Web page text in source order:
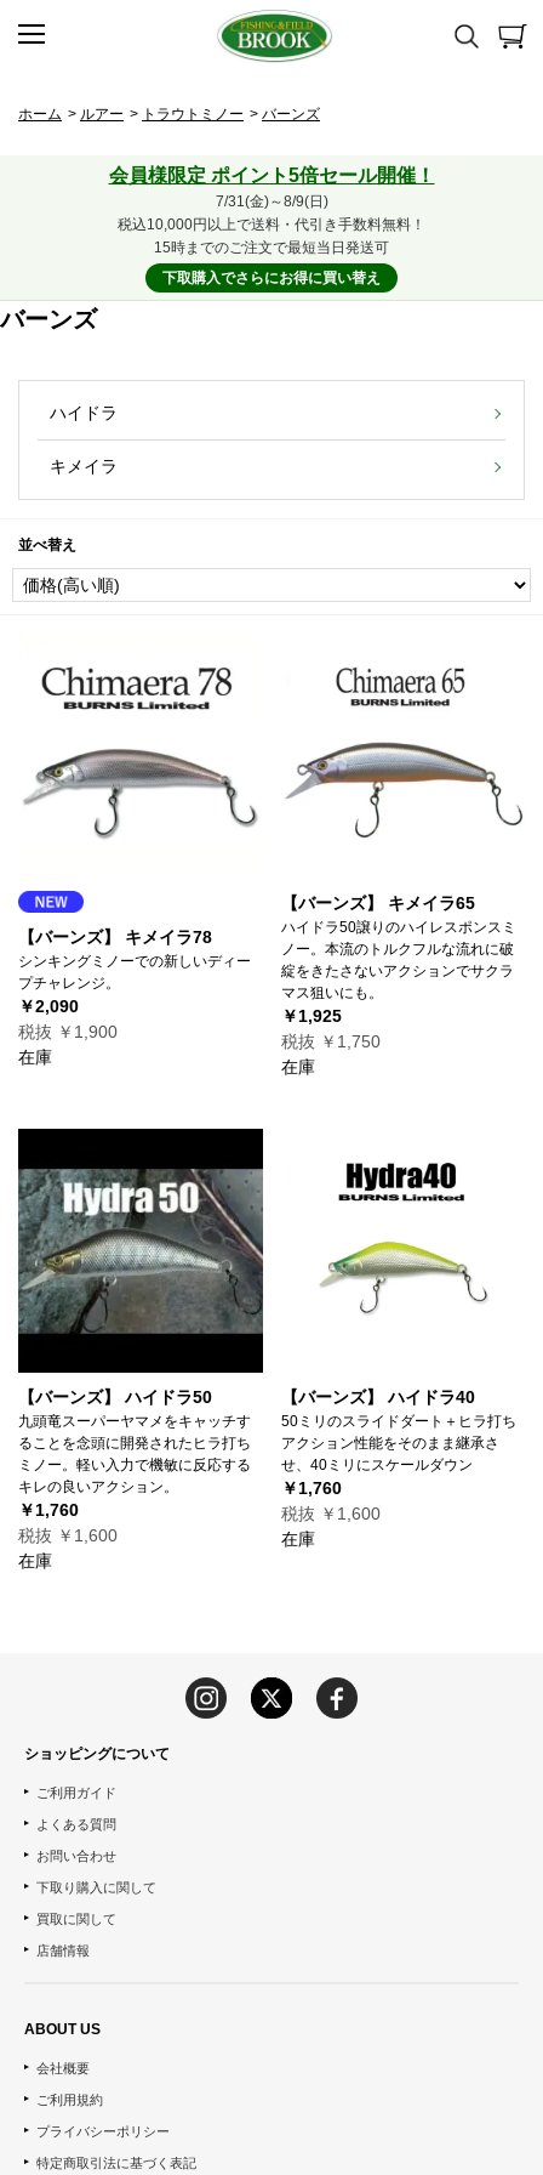
ホーム > ルアー > トラウトミノー > バーンズ
会員様限定 ポイント5倍セール開催！
7/31(金)～8/9(日)
税込10,000円以上で送料・代引き手数料無料！
15時までのご注文で最短当日発送可
下取購入でさらにお得に買い替え
バーンズ
ハイドラ
キメイラ
並べ替え
【バーンズ】 キメイラ78
シンキングミノーでの新しいディー
プチャレンジ。
￥2,090
税抜 ￥1,900
在庫
【バーンズ】 キメイラ65
ハイドラ50譲りのハイレスポンスミ
ノー。本流のトルクフルな流れに破
綻をきたさないアクションでサクラ
マス狙いにも。
￥1,925
税抜 ￥1,750
在庫
【バーンズ】 ハイドラ50
九頭竜スーパーヤマメをキャッチす
ることを念頭に開発されたヒラ打ち
ミノー。軽い入力で機敏に反応する
キレの良いアクション。
￥1,760
税抜 ￥1,600
在庫
【バーンズ】 ハイドラ40
50ミリのスライドダート＋ヒラ打ち
アクション性能をそのまま継承さ
せ、40ミリにスケールダウン
￥1,760
税抜 ￥1,600
在庫
ショッピングについて
ご利用ガイド
よくある質問
お問い合わせ
下取り購入に関して
買取に関して
店舗情報
ABOUT US
会社概要
ご利用規約
プライバシーポリシー
特定商取引法に基づく表記